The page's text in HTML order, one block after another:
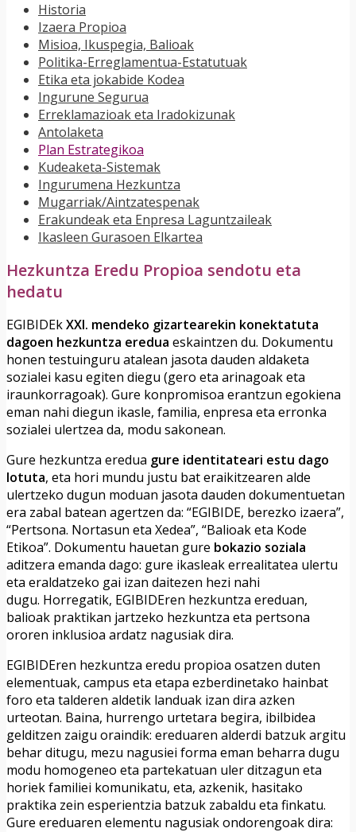
Historia
Izaera Propioa
Misioa, Ikuspegia, Balioak
Politika-Erreglamentua-Estatutuak
Etika eta jokabide Kodea
Ingurune Segurua
Erreklamazioak eta Iradokizunak
Antolaketa
Plan Estrategikoa
Kudeaketa-Sistemak
Ingurumena Hezkuntza
Mugarriak/Aintzatespenak
Erakundeak eta Enpresa Laguntzaileak
Ikasleen Gurasoen Elkartea
Hezkuntza Eredu Propioa sendotu eta
hedatu
EGIBIDEkXXI. mendeko gizartearekin konektatuta
dagoen hezkuntza eredua eskaintzen du. Dokumentu
honen testuinguru atalean jasota dauden aldaketa
sozialei kasu egiten diegu (gero eta arinagoak eta
iraunkorragoak). Gure konpromisoa erantzun egokiena
eman nahi diegun ikasle, familia, enpresa eta erronka
sozialei ulertzea da, modu sakonean.
Gure hezkuntza eredua gure identitateari estu dago
lotuta, eta hori mundu justu bat eraikitzearen alde
ulertzeko dugun moduan jasota dauden dokumentuetan
era zabal batean agertzen da: “EGIBIDE, berezko izaera”,
“Pertsona. Nortasun eta Xedea”, “Balioak eta Kode
Etikoa”. Dokumentu hauetan gure bokazio soziala
aditzera emanda dago: gure ikasleak errealitatea ulertu
eta eraldatzeko gai izan daitezen hezi nahi
dugu. Horregatik, EGIBIDEren hezkuntza ereduan,
balioak praktikan jartzeko hezkuntza eta pertsona
ororen inklusioa ardatz nagusiak dira.
EGIBIDEren hezkuntza eredu propioa osatzen duten
elementuak, campus eta etapa ezberdinetako hainbat
foro eta talderen aldetik landuak izan dira azken
urteotan. Baina, hurrengo urtetara begira, ibilbidea
gelditzen zaigu oraindik: ereduaren alderdi batzuk argitu
behar ditugu, mezu nagusiei forma eman beharra dugu
modu homogeneo eta partekatuan uler ditzagun eta
horiek familiei komunikatu, eta, azkenik, hasitako
praktika zein esperientzia batzuk zabaldu eta finkatu.
Gure ereduaren elementu nagusiak ondorengoak dira: